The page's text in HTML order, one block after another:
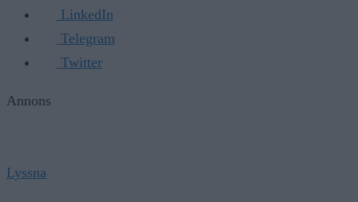
LinkedIn
Telegram
Twitter
Annons
Lyssna